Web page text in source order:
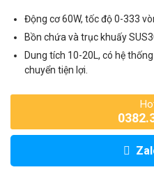
Động cơ 60W, tốc độ 0-333
Bồn chứa và trục khuấy
Dung tích 10-20L, có hệ
chuyển tiện lợi.